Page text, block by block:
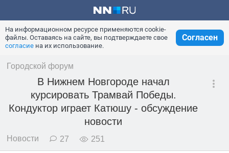
На информационном ресурсе применяются cookie-
файлы. Оставаясь на сайте, вы подтверждаете свое
согласие на их использование.
Согласен
Городской форум
В Нижнем Новгороде начал
курсировать Трамвай Победы.
Кондуктор играет Катюшу - обсуждение
новости
Новости 27 251